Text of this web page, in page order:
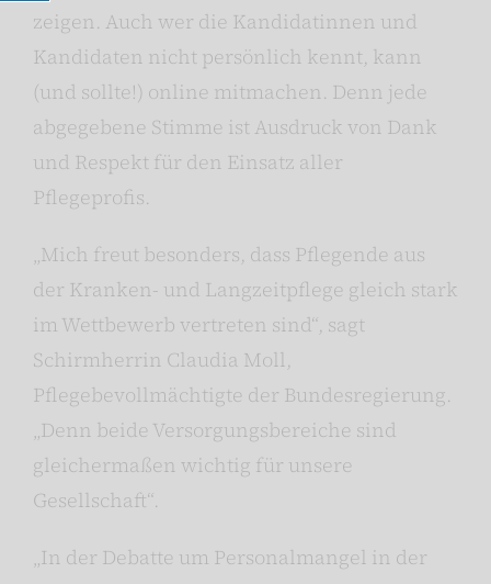
zeigen. Auch wer die Kandidatinnen und
Kandidaten nicht persönlich kennt, kann
(und sollte!) online mitmachen. Denn jede
abgegebene Stimme ist Ausdruck von Dank
und Respekt für den Einsatz aller
Pflegeprofis.
„Mich freut besonders, dass Pflegende aus
der Kranken- und Langzeitpflege gleich stark
im Wettbewerb vertreten sind“, sagt
Schirmherrin Claudia Moll,
Pflegebevollmächtigte der Bundesregierung.
„Denn beide Versorgungsbereiche sind
gleichermaßen wichtig für unsere
Gesellschaft“.
„In der Debatte um Personalmangel in der